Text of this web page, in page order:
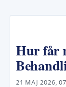
Hur får
21 MAJ 2026,